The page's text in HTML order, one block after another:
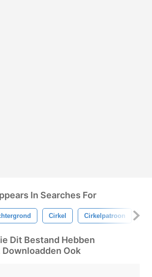
In Searches For
Cirkel Cirkelpatroon
Dit Bestand Hebben
Ook